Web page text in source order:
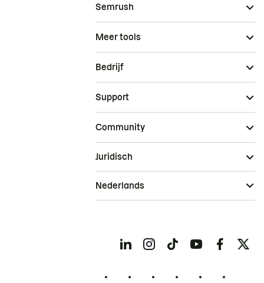
Semrush
Meer tools
Bedrijf
Support
Community
Juridisch
Nederlands